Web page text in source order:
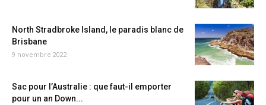
North Stradbroke Island, le paradis blanc de
Brisbane
9 novembre 2022
Sac pour l’Australie : que faut-il emporter
pour un an Down...